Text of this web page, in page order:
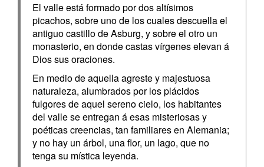
El valle está formado por dos altísimos
picachos, sobre uno de los cuales descuella el
antiguo castillo de Asburg, y sobre el otro un
monasterio, en donde castas vírgenes elevan á
Dios sus oraciones.
En medio de aquella agreste y majestuosa
naturaleza, alumbrados por los plácidos
fulgores de aquel sereno cielo, los habitantes
del valle se entregan á esas misteriosas y
poéticas creencias, tan familiares en Alemania;
y no hay un árbol, una flor, un lago, que no
tenga su mística leyenda.